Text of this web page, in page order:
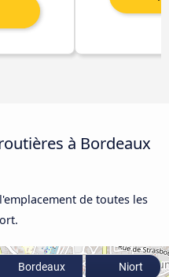
à Bordeaux
de toutes les
Bordeaux Niort